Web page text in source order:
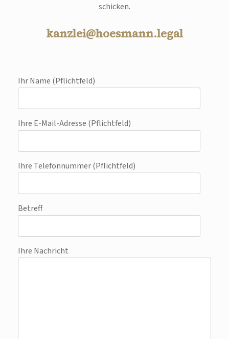
schicken.
kanzlei@hoesmann.legal
Ihr Name (Pflichtfeld)
Ihre E-Mail-Adresse (Pflichtfeld)
Ihre Telefonnummer (Pflichtfeld)
Betreff
Ihre Nachricht